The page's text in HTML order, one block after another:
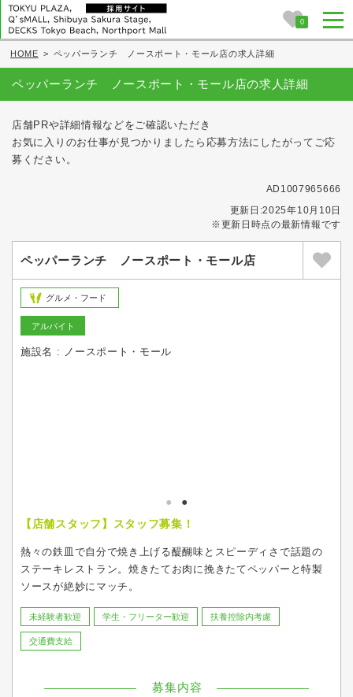
0
HOME > ペッパーランチ ノースポート・モール店の求人詳細
ペッパーランチ ノースポート・モール店の求人詳細
店舗PRや詳細情報などをご確認いただき
お気に入りのお仕事が見つかりましたら応募方法にしたがってご応
募ください。
AD1007965666
更新日:2025年10月10日
※更新日時点の最新情報です
ペッパーランチ ノースポート・モール店
グルメ・フード
アルバイト
施設名 : ノースポート・モール
【店舗スタッフ】スタッフ募集！
熱々の鉄皿で自分で焼き上げる醍醐味とスピーディさで話題の
ステーキレストラン。焼きたてお肉に挽きたてペッパーと特製
ソースが絶妙にマッチ。
未経験者歓迎 学生・フリーター歓迎 扶養控除内考慮
交通費支給
募集内容